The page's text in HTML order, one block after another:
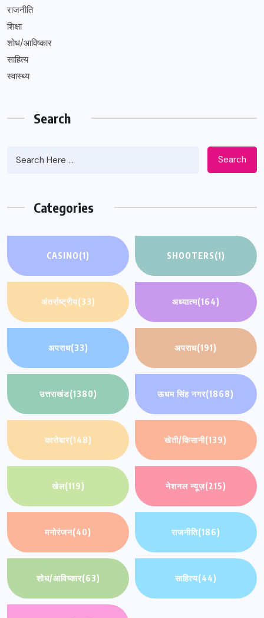
राजनीति
शिक्षा
शोध/आविष्कार
साहित्य
स्वास्थ्य
Search
Search
Categories
CASINO(1) SHOOTERS(1)
अंतर्राष्ट्रीय(33) अध्यात्म(164)
अपराध(33) अपराध(191)
उत्तराखंड(1380) ऊधम सिंह नगर(1868)
कारोबार(148) खेती/किसानी(139)
खेल(119) नेशनल न्यूज़(215)
मनोरंजन(40) राजनीति(186)
शोध/आविष्कार(63) साहित्य(44)